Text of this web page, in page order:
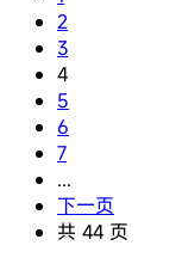
2
3
4
5
6
7
...
下一页
共 44 页